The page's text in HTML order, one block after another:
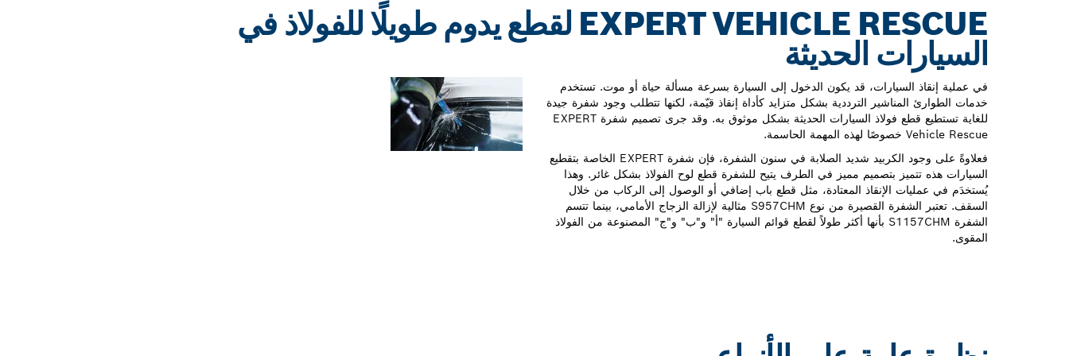
EXPERT VEHICLE RESCUE لقطع يدوم طويلًا للفولاذ في
السيارات الحديثة
في عملية إنقاذ السيارات، قد يكون الدخول إلى السيارة بسرعة مسألة حياة أو موت. تستخدم
خدمات الطوارئ المناشير الترددية بشكل متزايد كأداة إنقاذ قيّمة، لكنها تتطلب وجود شفرة جيدة
للغاية تستطيع قطع فولاذ السيارات الحديثة بشكل موثوق به. وقد جرى تصميم شفرة EXPERT
Vehicle Rescue خصوصًا لهذه المهمة الحاسمة.
فعلاوةً على وجود الكربيد شديد الصلابة في سنون الشفرة، فإن شفرة EXPERT الخاصة بتقطيع
السيارات هذه تتميز بتصميم مميز في الطرف يتيح للشفرة قطع لوح الفولاذ بشكل غائر. وهذا
يُستخدَم في عمليات الإنقاذ المعتادة، مثل قطع باب إضافي أو الوصول إلى الركاب من خلال
السقف. تعتبر الشفرة القصيرة من نوع S957CHM مثالية لإزالة الزجاج الأمامي، بينما تتسم
الشفرة S1157CHM بأنها أكثر طولاً لقطع قوائم السيارة "أ" و"ب" و"ج" المصنوعة من الفولاذ
المقوى.